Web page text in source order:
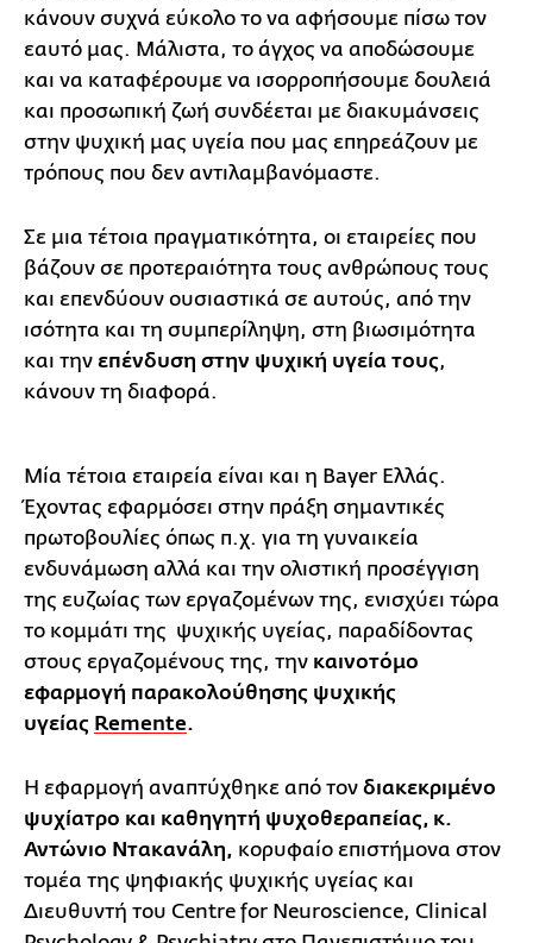
κάνουν συχνά εύκολο το να αφήσουμε πίσω τον
εαυτό μας. Μάλιστα, το άγχος να αποδώσουμε
και να καταφέρουμε να ισορροπήσουμε δουλειά
και προσωπική ζωή συνδέεται με διακυμάνσεις
στην ψυχική μας υγεία που μας επηρεάζουν με
τρόπους που δεν αντιλαμβανόμαστε.
Σε μια τέτοια πραγματικότητα, οι εταιρείες που
βάζουν σε προτεραιότητα τους ανθρώπους τους
και επενδύουν ουσιαστικά σε αυτούς, από την
ισότητα και τη συμπερίληψη, στη βιωσιμότητα
και την επένδυση στην ψυχική υγεία τους,
κάνουν τη διαφορά.
Μία τέτοια εταιρεία είναι και η Bayer Ελλάς.
Έχοντας εφαρμόσει στην πράξη σημαντικές
πρωτοβουλίες όπως π.χ. για τη γυναικεία
ενδυνάμωση αλλά και την ολιστική προσέγγιση
της ευζωίας των εργαζομένων της, ενισχύει τώρα
το κομμάτι της ψυχικής υγείας, παραδίδοντας
στους εργαζομένους της, την καινοτόμο
εφαρμογή παρακολούθησης ψυχικής
υγείας Remente.
Η εφαρμογή αναπτύχθηκε από τον διακεκριμένο
ψυχίατρο και καθηγητή ψυχοθεραπείας, κ.
Αντώνιο Ντακανάλη, κορυφαίο επιστήμονα στον
τομέα της ψηφιακής ψυχικής υγείας και
Διευθυντή του Centre for Neuroscience, Clinical